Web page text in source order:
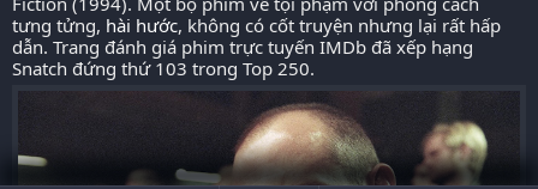
tưng tửng, hài hước, không có cốt truyện nhưng lại rất hấp
dẫn. Trang đánh giá phim trực tuyến IMDb đã xếp hạng
Snatch đứng thứ 103 trong Top 250.